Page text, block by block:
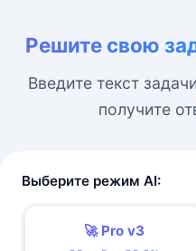
Решите свою
Введите текст
получите
Выберите режим AI:
🚀 Pro v3